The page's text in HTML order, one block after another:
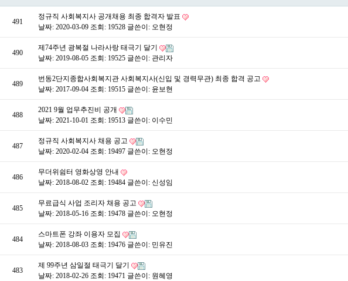
491
정규직 사회복지사 공개채용 최종 합격자 발표
날짜: 2020-03-09 조회: 19528 글쓴이: 오현정
490
제74주년 광복절 나라사랑 태극기 달기
날짜: 2019-08-05 조회: 19525 글쓴이: 관리자
489
번동2단지종합사회복지관 사회복지사(신입 및 경력무관) 최종 합격 공고
날짜: 2017-09-04 조회: 19515 글쓴이: 윤보현
488
2021 9월 업무추진비 공개
날짜: 2021-10-01 조회: 19513 글쓴이: 이수민
487
정규직 사회복지사 채용 공고
날짜: 2020-02-04 조회: 19497 글쓴이: 오현정
486
무더위쉼터 영화상영 안내
날짜: 2018-08-02 조회: 19484 글쓴이: 신성임
485
무료급식 사업 조리자 채용 공고
날짜: 2018-05-16 조회: 19478 글쓴이: 오현정
484
스마트폰 강좌 이용자 모집
날짜: 2018-08-03 조회: 19476 글쓴이: 민유진
483
제 99주년 삼일절 태극기 달기
날짜: 2018-02-26 조회: 19471 글쓴이: 원혜영